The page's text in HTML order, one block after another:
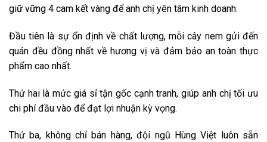
giữ vững 4 cam kết vàng để anh chị yên tâm kinh doanh:
Đầu tiên là sự ổn định về chất lượng, mỗi cây nem gửi đến
quán đều đồng nhất về hương vị và đảm bảo an toàn thực
phẩm cao nhất.
Thứ hai là mức giá sỉ tận gốc cạnh tranh, giúp anh chị tối ưu
chi phí đầu vào để đạt lợi nhuận kỳ vọng.
Thứ ba, không chỉ bán hàng, đội ngũ Hùng Việt luôn sẵn